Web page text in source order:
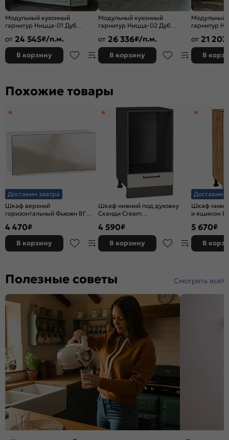
Модульный кухонный
гарнитур Ницца-01 Дуб
2140x1900x600
от 24 545₽/п.м.
В корзину
Модульный кухонный
гарнитур Ницца-02 Дуб
2140x3300x600
от 26 336₽/п.м.
В корзину
Модульный
гарнитур
2340x1890/
от 21 203
В
Похожие товары
Доставим завтра
Шкаф верхний
горизонтальный Фьюжн ВГ
4 470₽
В корзину
Шкаф нижний под духовку
Сканди Cream
816*450*476
4 590₽
В корзину
Доставим
Шкаф
и ящиком
5 670₽
В
Полезные советы Смотреть все